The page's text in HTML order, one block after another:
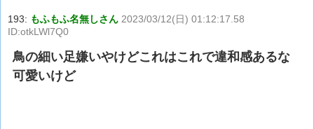
193: もふもふ名無しさん 2023/03/12(日) 01:12:17.58
ID:otkLWl7Q0
鳥の細い足嫌いやけどこれはこれで違和感あるな
可愛いけど